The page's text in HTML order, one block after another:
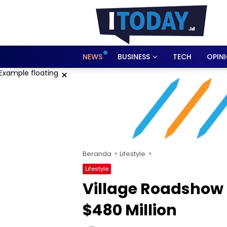
NEWS BUSINESS TECH
×
Beranda Lifestyle
Lifestyle
Village
$480 Million